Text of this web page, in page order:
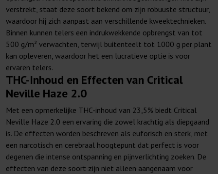
verstrekt, staat deze soort bekend om zijn robuuste structuur,
waardoor hij zich aanpast aan verschillende kweektechnieken.
Binnen kunnen telers een indrukwekkende opbrengst van tot
500 g/m² verwachten, terwijl buitenteelt tot 1000 g per plant
kan opleveren, waardoor het een lucratieve optie is voor
ervaren telers.
THC-Inhoud en Effecten van Critical
Neville Haze 2.0
Met een opmerkelijke THC-inhoud van 23,5% biedt Critical
Neville Haze 2.0 een ervaring die zowel krachtig als diepgaand
is. De effecten worden beschreven als euforisch en sterk, met
een narcotisch en cerebraal hoogtepunt dat perfect is voor
degenen die intense ontspanning en pijnverlichting zoeken. De
effecten van deze soort zijn niet alleen aangenaam voor